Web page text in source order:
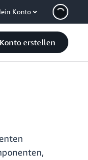
Konto
Konto erstellen